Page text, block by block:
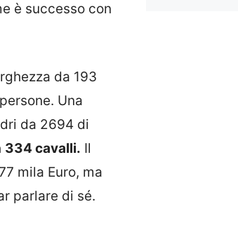
è successo con
da 193
Una
da 2694 di
334 cavalli. Il
mila Euro, ma
parlare di sé.